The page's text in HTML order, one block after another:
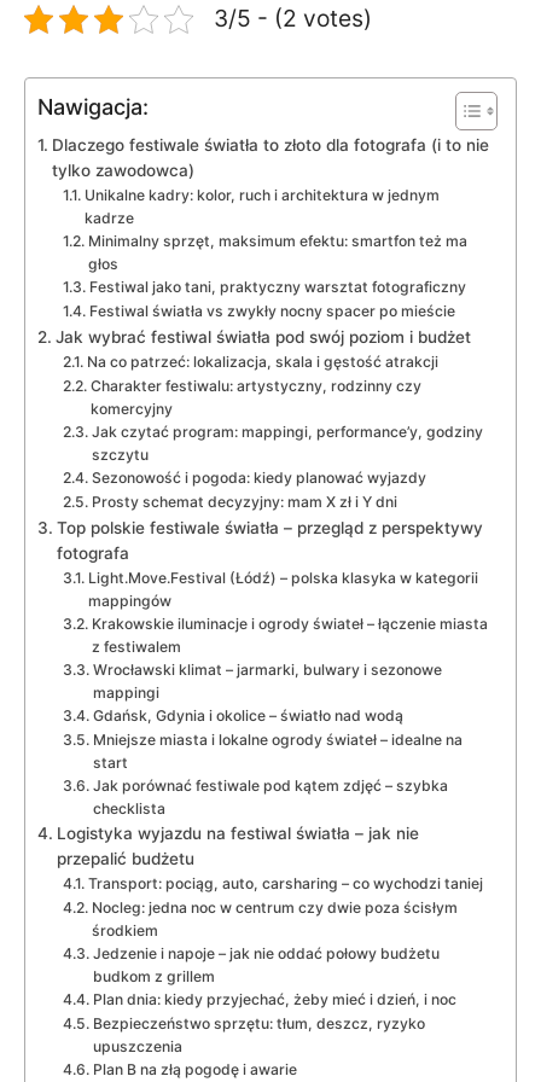
3/5 - (2 votes)
Nawigacja:
Dlaczego festiwale światła to złoto dla fotografa (i to nie
tylko zawodowca)
Unikalne kadry: kolor, ruch i architektura w jednym
kadrze
Minimalny sprzęt, maksimum efektu: smartfon też ma
głos
Festiwal jako tani, praktyczny warsztat fotograficzny
Festiwal światła vs zwykły nocny spacer po mieście
Jak wybrać festiwal światła pod swój poziom i budżet
Na co patrzeć: lokalizacja, skala i gęstość atrakcji
Charakter festiwalu: artystyczny, rodzinny czy
komercyjny
Jak czytać program: mappingi, performance’y, godziny
szczytu
Sezonowość i pogoda: kiedy planować wyjazdy
Prosty schemat decyzyjny: mam X zł i Y dni
Top polskie festiwale światła – przegląd z perspektywy
fotografa
Light.Move.Festival (Łódź) – polska klasyka w kategorii
mappingów
Krakowskie iluminacje i ogrody świateł – łączenie miasta
z festiwalem
Wrocławski klimat – jarmarki, bulwary i sezonowe
mappingi
Gdańsk, Gdynia i okolice – światło nad wodą
Mniejsze miasta i lokalne ogrody świateł – idealne na
start
Jak porównać festiwale pod kątem zdjęć – szybka
checklista
Logistyka wyjazdu na festiwal światła – jak nie
przepalić budżetu
Transport: pociąg, auto, carsharing – co wychodzi taniej
Nocleg: jedna noc w centrum czy dwie poza ścisłym
środkiem
Jedzenie i napoje – jak nie oddać połowy budżetu
budkom z grillem
Plan dnia: kiedy przyjechać, żeby mieć i dzień, i noc
Bezpieczeństwo sprzętu: tłum, deszcz, ryzyko
upuszczenia
Plan B na złą pogodę i awarie